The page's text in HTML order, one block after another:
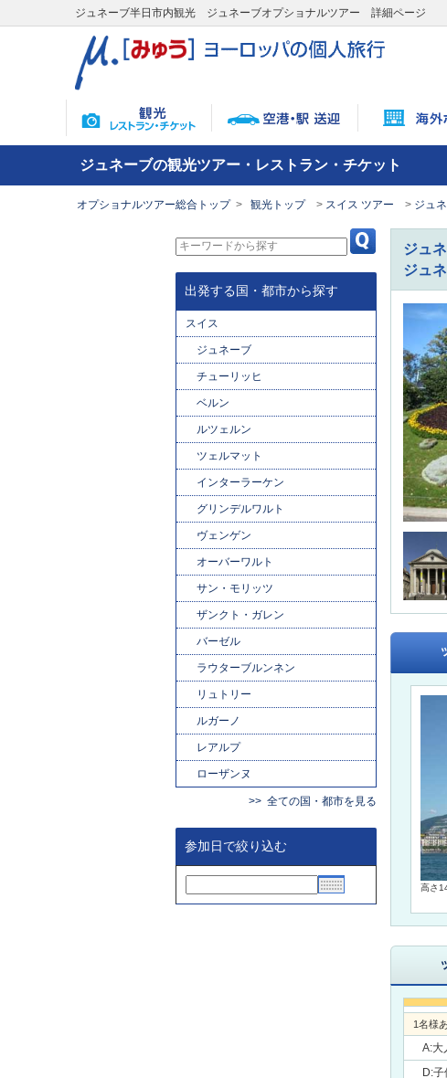
ジュネーブ半日市内観光 ジュネーブオプショナルツアー 詳細ページ
ジュネーブの観光ツアー・レストラン・チケット
オプショナルツアー総合トップ 観光トップ スイス ツアー ジュ
出発する国・都市から探す
スイス
ジュネーブ
チューリッヒ
ベルン
ルツェルン
ツェルマット
インターラーケン
グリンデルワルト
ヴェンゲン
オーバーワルト
サン・モリッツ
ザンクト・ガレン
バーゼル
ラウターブルンネン
リュトリー
ルガーノ
レアルプ
ローザンヌ
全ての国・都市を見る
参加日で絞り込む
ジュ
ジュ
高さ
1名様
A:大
D:子